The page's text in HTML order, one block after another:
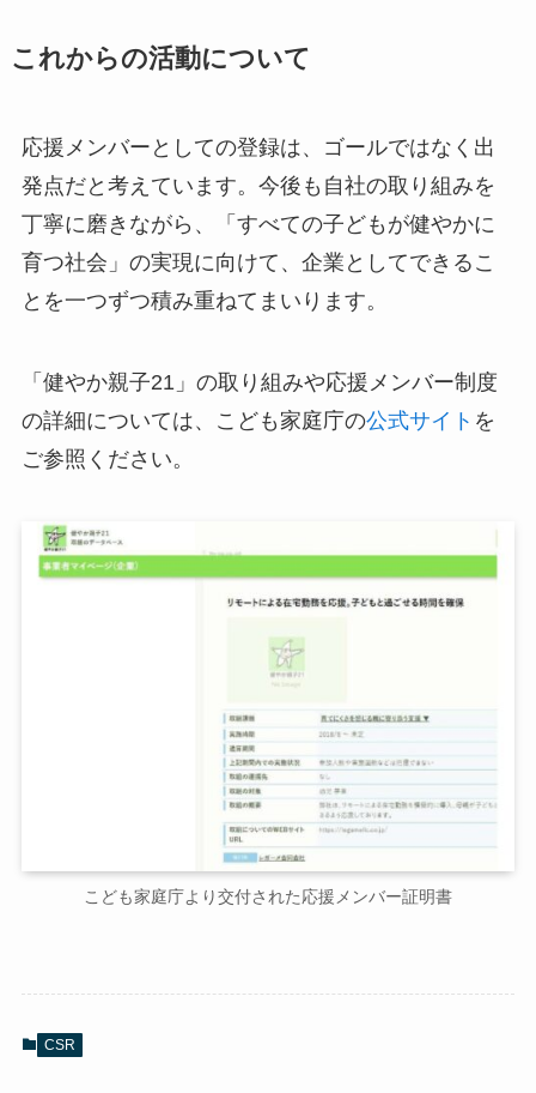
これからの活動について
応援メンバーとしての登録は、ゴールではなく出
発点だと考えています。今後も自社の取り組みを
丁寧に磨きながら、「すべての子どもが健やかに
育つ社会」の実現に向けて、企業としてできるこ
とを一つずつ積み重ねてまいります。
「健やか親子21」の取り組みや応援メンバー制度
の詳細については、こども家庭庁の公式サイト を
ご参照ください。
こども家庭庁より交付された応援メンバー証明書
CSR